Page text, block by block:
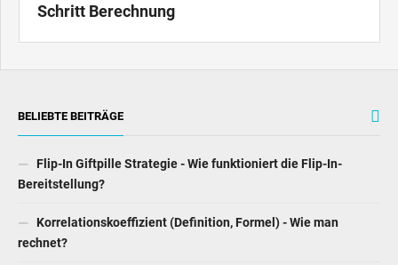
Schritt Berechnung
BELIEBTE BEITRÄGE
Flip-In Giftpille Strategie - Wie funktioniert die Flip-In-
Bereitstellung?
Korrelationskoeffizient (Definition, Formel) - Wie man
rechnet?